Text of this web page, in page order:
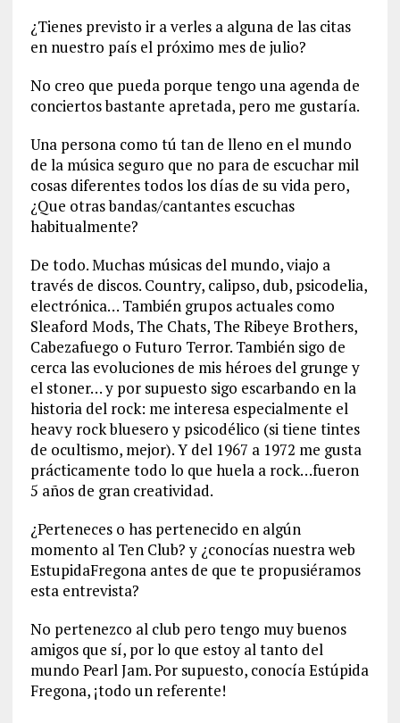
¿Tienes previsto ir a verles a alguna de las citas
en nuestro país el próximo mes de julio?
No creo que pueda porque tengo una agenda de
conciertos bastante apretada, pero me gustaría.
Una persona como tú tan de lleno en el mundo
de la música seguro que no para de escuchar mil
cosas diferentes todos los días de su vida pero,
¿Que otras bandas/cantantes escuchas
habitualmente?
De todo. Muchas músicas del mundo, viajo a
través de discos. Country, calipso, dub, psicodelia,
electrónica… También grupos actuales como
Sleaford Mods, The Chats, The Ribeye Brothers,
Cabezafuego o Futuro Terror. También sigo de
cerca las evoluciones de mis héroes del grunge y
el stoner… y por supuesto sigo escarbando en la
historia del rock: me interesa especialmente el
heavy rock bluesero y psicodélico (si tiene tintes
de ocultismo, mejor). Y del 1967 a 1972 me gusta
prácticamente todo lo que huela a rock…fueron
5 años de gran creatividad.
¿Perteneces o has pertenecido en algún
momento al Ten Club? y ¿conocías nuestra web
EstupidaFregona antes de que te propusiéramos
esta entrevista?
No pertenezco al club pero tengo muy buenos
amigos que sí, por lo que estoy al tanto del
mundo Pearl Jam. Por supuesto, conocía Estúpida
Fregona, ¡todo un referente!